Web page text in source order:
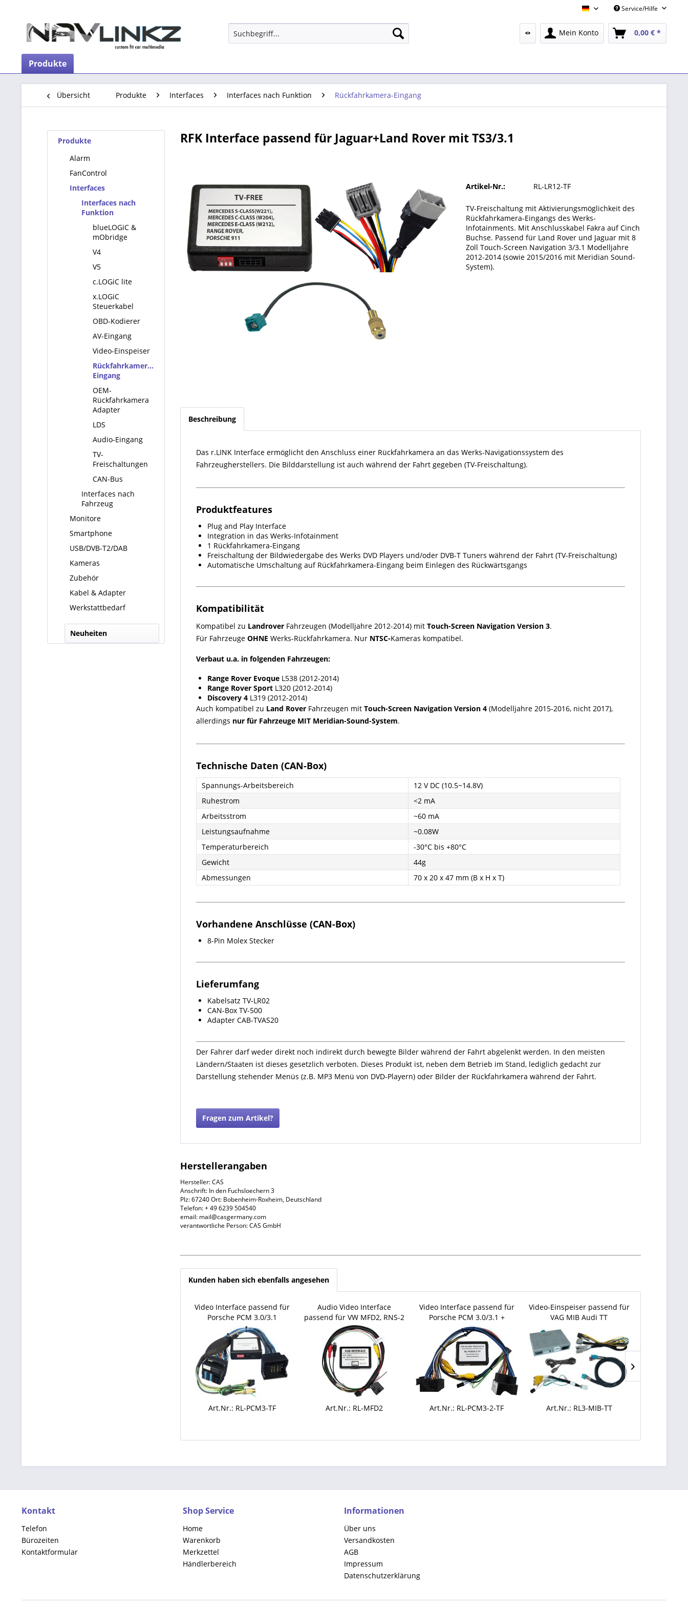
Deutsch Service/Hilfe
Mein Konto 0,00 € *
Produkte
Übersicht Produkte Interfaces Interfaces nach Funktion Rückfahrkamera-Eingang
Produkte
Alarm
FanControl
Interfaces
Interfaces nach
Funktion
blueLOGiC &
mObridge
V4
V5
c.LOGiC lite
x.LOGiC
Steuerkabel
OBD-Kodierer
AV-Eingang
Video-Einspeiser
Rückfahrkamera-
Eingang
OEM-
Rückfahrkamera
Adapter
LDS
Audio-Eingang
TV-
Freischaltungen
CAN-Bus
Interfaces nach
Fahrzeug
Monitore
Smartphone
USB/DVB-T2/DAB
Kameras
Zubehör
Kabel & Adapter
Werkstattbedarf
Neuheiten
RFK Interface passend für Jaguar+Land Rover mit TS3/3.1
Artikel-Nr.: RL-LR12-TF
TV-Freischaltung mit Aktivierungsmöglichkeit des
Rückfahrkamera-Eingangs des Werks-
Infotainments. Mit Anschlusskabel Fakra auf Cinch
Buchse. Passend für Land Rover und Jaguar mit 8
Zoll Touch-Screen Navigation 3/3.1 Modelljahre
2012-2014 (sowie 2015/2016 mit Meridian Sound-
System).
Beschreibung
Das r.LINK Interface ermöglicht den Anschluss einer Rückfahrkamera an das Werks-Navigationssystem des
Fahrzeugherstellers. Die Bilddarstellung ist auch während der Fahrt gegeben (TV-Freischaltung).
Produktfeatures
Plug and Play Interface
Integration in das Werks-Infotainment
1 Rückfahrkamera-Eingang
Freischaltung der Bildwiedergabe des Werks DVD Players und/oder DVB-T Tuners während der Fahrt (TV-Freischaltung)
Automatische Umschaltung auf Rückfahrkamera-Eingang beim Einlegen des Rückwärtsgangs
Kompatibilität
Kompatibel zu Landrover Fahrzeugen (Modelljahre 2012-2014) mit Touch-Screen Navigation Version 3.
Für Fahrzeuge OHNE Werks-Rückfahrkamera. Nur NTSC-Kameras kompatibel.
Verbaut u.a. in folgenden Fahrzeugen:
Range Rover Evoque L538 (2012-2014)
Range Rover Sport L320 (2012-2014)
Discovery 4 L319 (2012-2014)
Auch kompatibel zu Land Rover Fahrzeugen mit Touch-Screen Navigation Version 4 (Modelljahre 2015-2016, nicht 2017),
allerdings nur für Fahrzeuge MIT Meridian-Sound-System.
Technische Daten (CAN-Box)
Spannungs-Arbeitsbereich
12 V DC (10.5~14.8V)
Ruhestrom
<2 mA
Arbeitsstrom
~60 mA
Leistungsaufnahme
~0.08W
Temperaturbereich
-30°C bis +80°C
Gewicht
44g
Abmessungen
70 x 20 x 47 mm (B x H x T)
Vorhandene Anschlüsse (CAN-Box)
8-Pin Molex Stecker
Lieferumfang
Kabelsatz TV-LR02
CAN-Box TV-500
Adapter CAB-TVAS20
Der Fahrer darf weder direkt noch indirekt durch bewegte Bilder während der Fahrt abgelenkt werden. In den meisten
Ländern/Staaten ist dieses gesetzlich verboten. Dieses Produkt ist, neben dem Betrieb im Stand, lediglich gedacht zur
Darstellung stehender Menüs (z.B. MP3 Menü von DVD-Playern) oder Bilder der Rückfahrkamera während der Fahrt.
Fragen zum Artikel?
Herstellerangaben
Hersteller: CAS
Anschrift: In den Fuchsloechern 3
Plz: 67240 Ort: Bobenheim-Roxheim, Deutschland
Telefon: + 49 6239 504540
email: mail@casgermany.com
verantwortliche Person: CAS GmbH
Kunden haben sich ebenfalls angesehen
Video Interface passend für
Porsche PCM 3.0/3.1
Art.Nr.: RL-PCM3-TF
Audio Video Interface
passend für VW MFD2, RNS-2
Art.Nr.: RL-MFD2
Video Interface passend für
Porsche PCM 3.0/3.1 +
Frontkam
Art.Nr.: RL-PCM3-2-TF
Video-Einspeiser passend für
VAG MIB Audi TT
Art.Nr.: RL3-MIB-TT
Kontakt
Telefon
Bürozeiten
Kontaktformular
Shop Service
Home
Warenkorb
Merkzettel
Händlerbereich
Informationen
Über uns
Versandkosten
AGB
Impressum
Datenschutzerklärung